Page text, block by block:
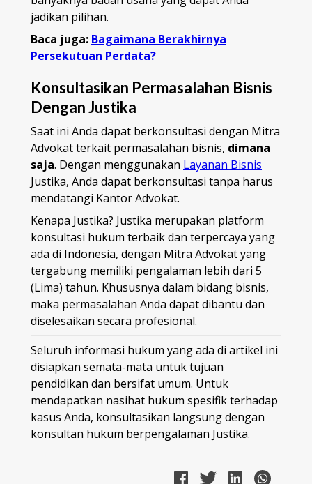
jadikan pilihan.
Baca juga: Bagaimana Berakhirnya
Persekutuan Perdata?
Konsultasikan Permasalahan Bisnis
Dengan Justika
Saat ini Anda dapat berkonsultasi dengan Mitra
Advokat terkait permasalahan bisnis, dimana
saja. Dengan menggunakan Layanan Bisnis
Justika, Anda dapat berkonsultasi tanpa harus
mendatangi Kantor Advokat.
Kenapa Justika? Justika merupakan platform
konsultasi hukum terbaik dan terpercaya yang
ada di Indonesia, dengan Mitra Advokat yang
tergabung memiliki pengalaman lebih dari 5
(Lima) tahun. Khususnya dalam bidang bisnis,
maka permasalahan Anda dapat dibantu dan
diselesaikan secara profesional.
Seluruh informasi hukum yang ada di artikel ini
disiapkan semata-mata untuk tujuan
pendidikan dan bersifat umum. Untuk
mendapatkan nasihat hukum spesifik terhadap
kasus Anda, konsultasikan langsung dengan
konsultan hukum berpengalaman Justika.